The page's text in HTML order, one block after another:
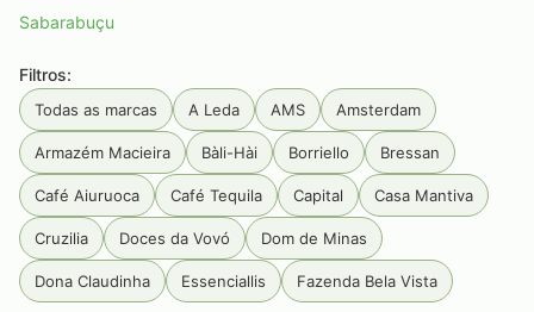
Sabarabuçu
Filtros:
Todas as marcas A Leda AMS Amsterdam
Armazém Macieira Bàli-Hài Borriello Bressan
Café Aiuruoca Café Tequila Capital Casa Mantiva
Cruzilia Doces da Vovó Dom de Minas
Dona Claudinha Essenciallis Fazenda Bela Vista